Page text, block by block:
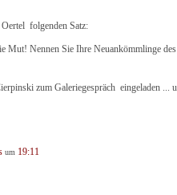
folgenden Satz:
Mut! Nennen Sie Ihre Neuankömmlinge
zum Galeriegespräch eingeladen ...
um 19:11